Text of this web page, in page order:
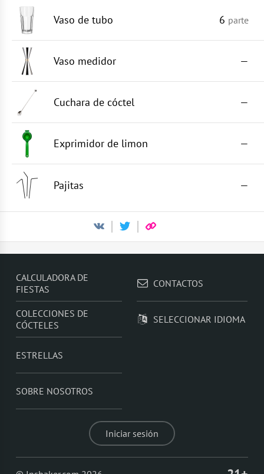
Vaso de tubo 6 parte
Vaso medidor —
Cuchara de cóctel —
Exprimidor de limon —
Pajitas —
CALCULADORA DE
FIESTAS
COLECCIONES DE
CÓCTELES
ESTRELLAS
SOBRE NOSOTROS
CONTACTOS
SELECCIONAR IDIOMA
Iniciar sesión